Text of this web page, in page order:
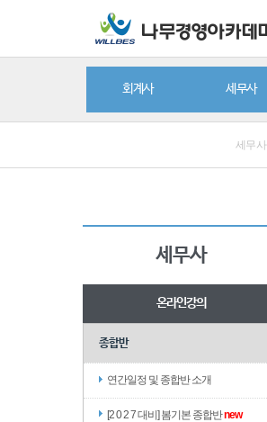
회계사 세무사
세무사
세무사
온라인강의
종합반
연간일정 및 종합반 소개
[2 0 2 7 대비] 봄기본 종합반new